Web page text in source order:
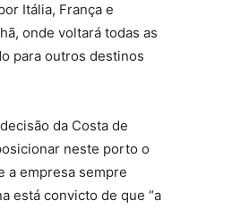
Itália, França e
onde voltará todas as
para outros destinos
da Costa de
neste porto o
a empresa sempre
está convicto de que “a